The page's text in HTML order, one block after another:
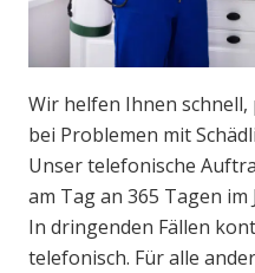
Wir helfen Ihnen
bei Problemen mit
Unser telefonische Auftragsannahme ist 24 Stunden
am Tag an 365 Tagen im Jahr zu für
In dringenden Fällen
telefonisch. Für alle